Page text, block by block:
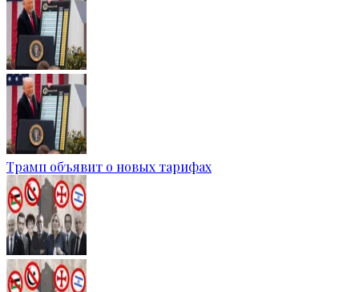
Трамп объявит о новых тарифах